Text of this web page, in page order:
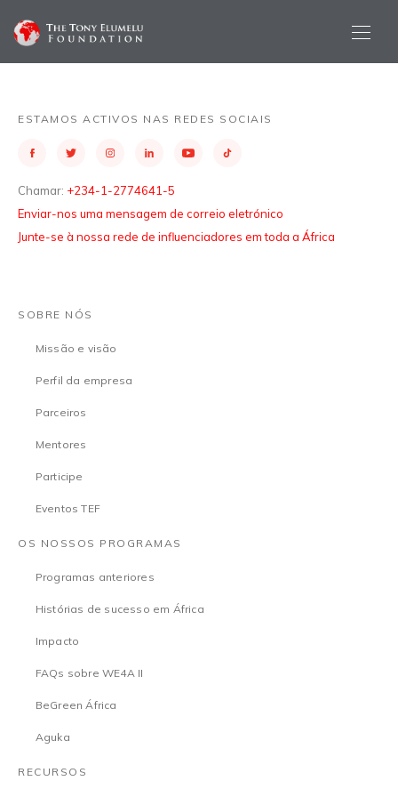
ESTAMOS ACTIVOS NAS REDES SOCIAIS
Chamar: +234-1-2774641-5
Enviar-nos uma mensagem de correio eletrónico
Junte-se à nossa rede de influenciadores em toda a África
SOBRE NÓS
Missão e visão
Perfil da empresa
Parceiros
Mentores
Participe
Eventos TEF
OS NOSSOS PROGRAMAS
Programas anteriores
Histórias de sucesso em África
Impacto
FAQs sobre WE4A II
BeGreen África
Aguka
RECURSOS